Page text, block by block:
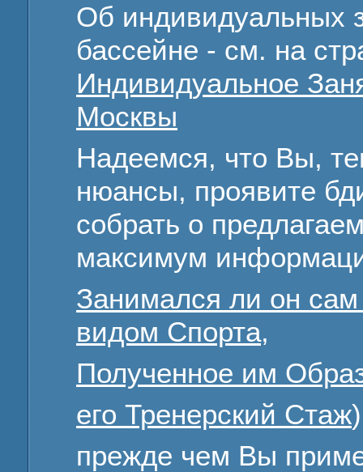
Об индивидуальных
бассейне - см. на
Индивидуальное
Москвы
Надеемся, что Вы,
нюансы, проявите
собрать о
максимум
Занимался ли он
видом Спорта,
Полученное им
его Тренерский Стаж
прежде чем Вы